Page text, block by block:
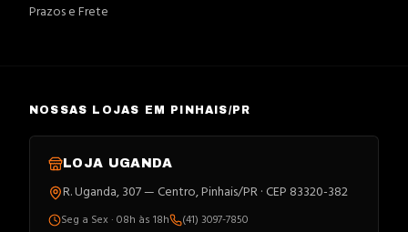
Prazos e Frete
NOSSAS LOJAS EM PINHAIS/PR
LOJA UGANDA
R. Uganda, 307 — Centro, Pinhais/PR · CEP 83320-382
Seg a Sex · 08h às 18h
(41) 3097-7850